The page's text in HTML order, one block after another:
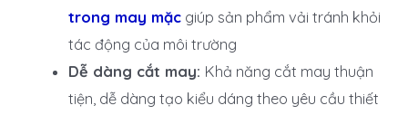
trong may mặcgiúp sản phẩm vải tránh khỏi
tác động của môi trường
Dễ dàng cắt may: Khả năng cắt may thuận
tiện, dễ dàng tạo kiểu dáng theo yêu cầu thiết